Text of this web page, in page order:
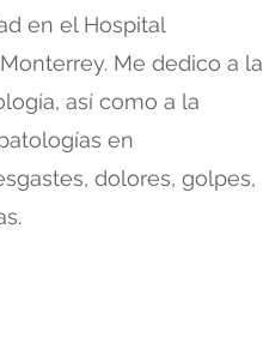
en el Hospital
Me dedico a la
así como a la
en
dolores, golpes,